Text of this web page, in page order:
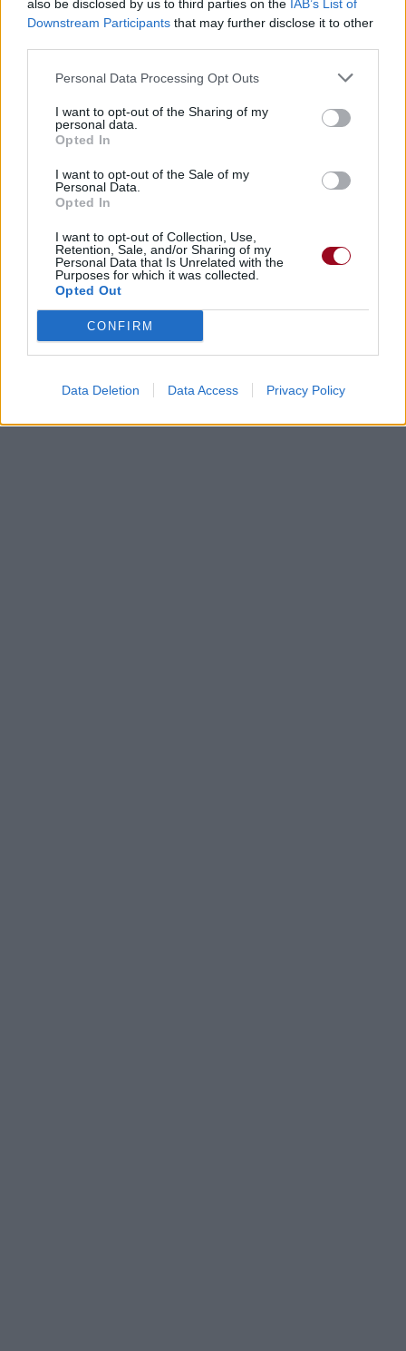
also be disclosed by us to third parties on the IAB’s List of
Downstream Participants that may further disclose it to other
Personal Data Processing Opt Outs
I want to opt-out of the Sharing of my
personal data.
Opted In
I want to opt-out of the Sale of my
Personal Data.
Opted In
I want to opt-out of Collection, Use,
Retention, Sale, and/or Sharing of my
Personal Data that Is Unrelated with the
Purposes for which it was collected.
Opted Out
CONFIRM
Data Deletion Data Access Privacy Policy